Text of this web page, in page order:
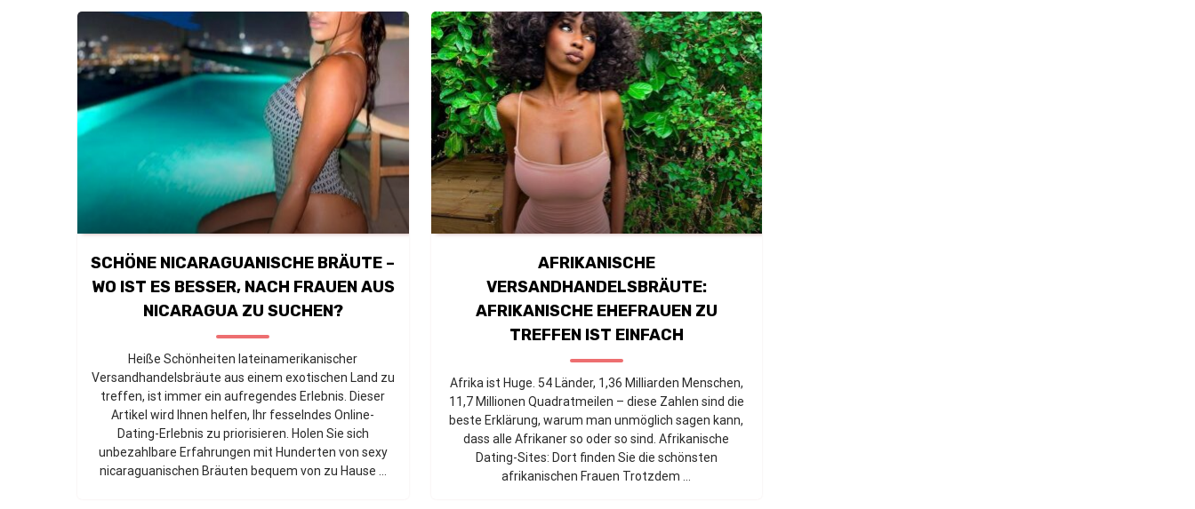
SCHÖNE NICARAGUANISCHE BRÄUTE –
WO IST ES BESSER, NACH FRAUEN AUS
NICARAGUA ZU SUCHEN?
Heiße Schönheiten lateinamerikanischer
Versandhandelsbräute aus einem exotischen Land zu
treffen, ist immer ein aufregendes Erlebnis. Dieser
Artikel wird Ihnen helfen, Ihr fesselndes Online-
Dating-Erlebnis zu priorisieren. Holen Sie sich
unbezahlbare Erfahrungen mit Hunderten von sexy
nicaraguanischen Bräuten bequem von zu Hause ...
AFRIKANISCHE
VERSANDHANDELSBRÄUTE:
AFRIKANISCHE EHEFRAUEN ZU
TREFFEN IST EINFACH
Afrika ist Huge. 54 Länder, 1,36 Milliarden Menschen,
11,7 Millionen Quadratmeilen – diese Zahlen sind die
beste Erklärung, warum man unmöglich sagen kann,
dass alle Afrikaner so oder so sind. Afrikanische
Dating-Sites: Dort finden Sie die schönsten
afrikanischen Frauen Trotzdem ...